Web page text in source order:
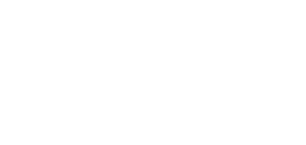
durumunuzu takip edebilir ve önceki siparişlerinize